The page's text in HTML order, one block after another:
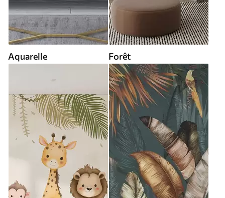
Aquarelle Forêt